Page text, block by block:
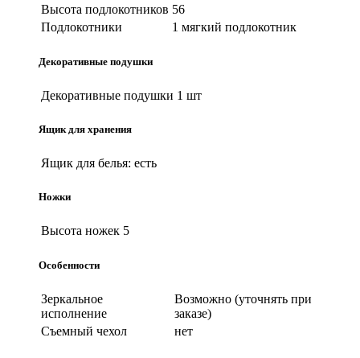
Высота подлокотников 56
Подлокотники
1 мягкий подлокотник
Декоративные подушки
Декоративные подушки 1 шт
Ящик для хранения
Ящик для белья: есть
Ножки
Высота ножек 5
Особенности
Зеркальное
исполнение
Возможно (уточнять при
заказе)
Съемный чехол
нет